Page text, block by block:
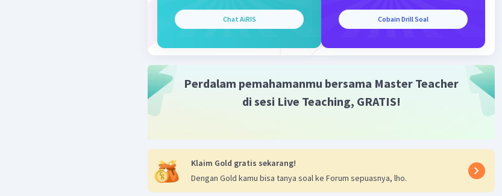
Chat AiRIS Cobain Drill Soal
Perdalam pemahamanmu bersama Master Teacher
di sesi Live Teaching, GRATIS!
Klaim Gold gratis sekarang!
Dengan Gold kamu bisa tanya soal ke Forum sepuasnya, lho.